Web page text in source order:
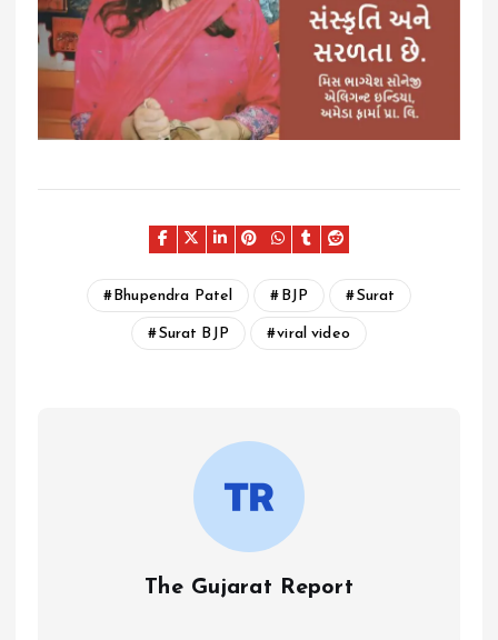
Bhupendra Patel BJP Surat
Surat BJP viral video
The Gujarat Report